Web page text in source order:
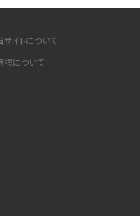
定の確認手順も解説
・Androidの設定を解説
況の確認手順も紹介
、TikTokで送る方法を解説
サイトについて
標について